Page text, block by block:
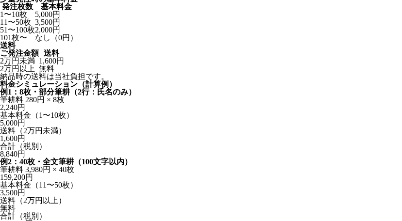
発注枚数
基本料金
1〜10枚
5,000円
11〜50枚 3,500円
51〜100枚2,000円
101枚〜
なし（0円）
送料
ご発注金額 送料
2万円未満 1,600円
2万円以上 無料
納品時の送料は当社負担です。
料金シミュレーション（計算例）
例1：8枚・部分筆耕（2行：氏名のみ）
筆耕料 280円 × 8枚
2,240円
基本料金（1〜10枚）
5,000円
送料（2万円未満）
1,600円
合計（税別）
8,840円
例2：40枚・全文筆耕（100文字以内）
筆耕料 3,980円 × 40枚
159,200円
基本料金（11〜50枚）
3,500円
送料（2万円以上）
無料
合計（税別）